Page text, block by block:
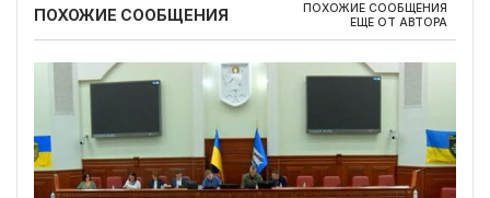
ПОХОЖИЕ СООБЩЕНИЯ
ПОХОЖИЕ СООБЩЕНИЯ
ЕЩЕ ОТ АВТОРА